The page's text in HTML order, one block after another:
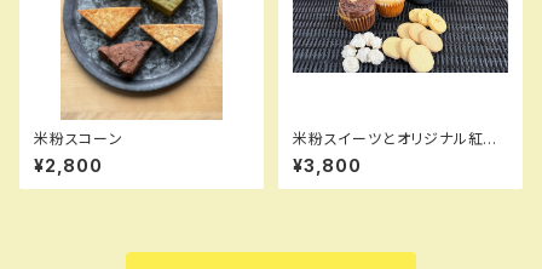
米粉スコーン
¥2,800
米粉スイーツとオリジナル紅茶
のセット
¥3,800